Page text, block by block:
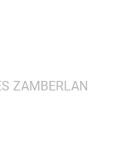
ZAMBERLAN